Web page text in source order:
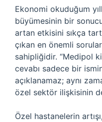
Ekonomi okuduğum
büyümesinin bir
artan etkisini sıkça
çıkan en önemli
sahipliğidir. “Medipol
cevabı sadece bir
açıklanamaz; aynı
özel sektör ilişkisinin
Özel hastanelerin